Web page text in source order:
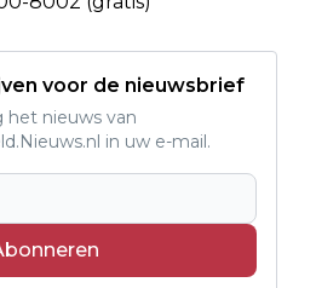
voor de nieuwsbrief
het nieuws van
in uw e-mail.